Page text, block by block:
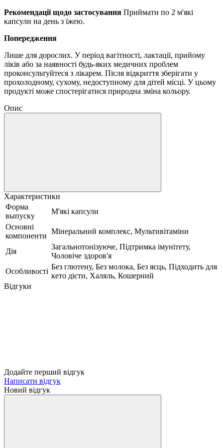
Рекомендації щодо застосування Приймати по 2 м'які
капсули на день з їжею.
Попередження
Лише для дорослих. У період вагітності, лактації, прийому
ліків або за наявності будь-яких медичних проблем
проконсультуйтеся з лікарем. Після відкриття зберігати у
прохолодному, сухому, недоступному для дітей місці. У цьому
продукті може спостерігатися природна зміна кольору.
Опис
Характеристики
Форма
выпуску
М'які капсули
Основні
компоненти
Мінеральний комплекс, Мультивітаміни
Дія
Загальнотонізуюче, Підтримка імунітету,
Чоловіче здоров'я
Особливості
Без глютену, Без молока, Без яєць, Підходить для
кето дієти, Халяль, Кошерний
Відгуки
Додайте перший відгук
Написати відгук
Новий відгук